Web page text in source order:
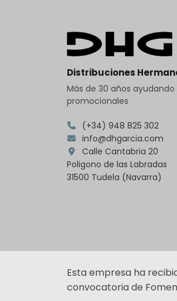
Distribuciones
Más de 30 años
promocionales
(+34) 948 825 302
info@dhgarcia.com
Calle Cantabria 20
Poligono de las Labradas
31500 Tudela (Navarra)
Esta empresa ha
convocatoria de